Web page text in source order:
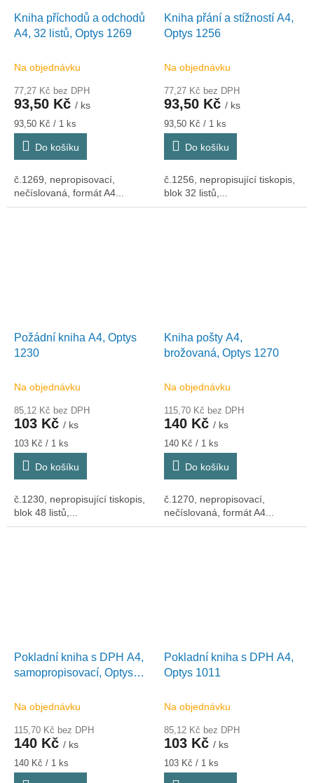
Kniha příchodů a odchodů
A4, 32 listů, Optys 1269
Na objednávku
77,27 Kč bez DPH
93,50 Kč / ks
Měrná
cena:
93,50 Kč / 1 ks
Do košíku
č.1269, nepropisovací,
nečíslovaná, formát A4...
Kniha přání a stížností A4,
Optys 1256
Na objednávku
77,27 Kč bez DPH
93,50 Kč / ks
Měrná
cena:
93,50 Kč / 1 ks
Do košíku
č.1256, nepropisující tiskopis,
blok 32 listů,...
Požádní kniha A4, Optys
1230
Na objednávku
85,12 Kč bez DPH
103 Kč / ks
Měrná
cena:
103 Kč / 1 ks
Do košíku
č.1230, nepropisující tiskopis,
blok 48 listů,...
Kniha pošty A4,
brožovaná, Optys 1270
Na objednávku
115,70 Kč bez DPH
140 Kč / ks
Měrná
cena:
140 Kč / 1 ks
Do košíku
č.1270, nepropisovací,
nečíslovaná, formát A4...
Pokladní kniha s DPH A4,
samopropisovací, Optys
Na objednávku
115,70 Kč bez DPH
140 Kč / ks
Měrná
cena:
140 Kč / 1 ks
Pokladní kniha s DPH A4,
Optys 1011
Na objednávku
85,12 Kč bez DPH
103 Kč / ks
Měrná
cena:
103 Kč / 1 ks